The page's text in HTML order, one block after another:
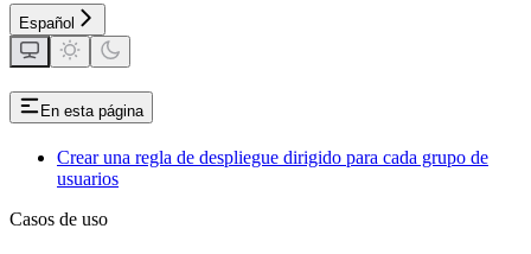
Español
En esta página
Crear una regla de despliegue dirigido para cada grupo de
usuarios
Casos de uso